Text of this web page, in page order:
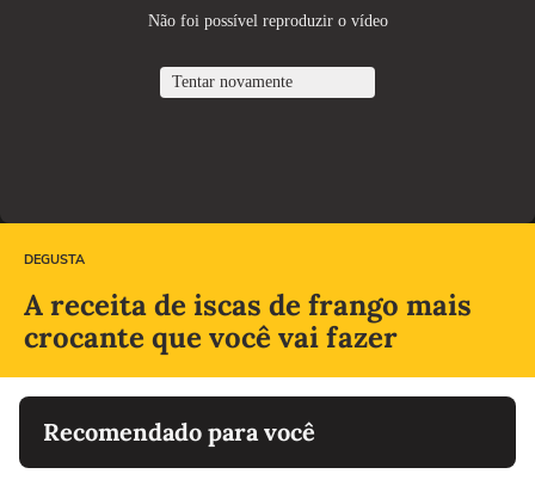
DEGUSTA
A receita de iscas de frango mais
crocante que você vai fazer
Recomendado para você